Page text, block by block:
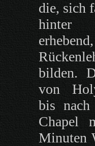
die, sich
hinter
bilden.
von
bis
Chapel
Minuten